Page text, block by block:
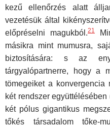
kezű ellenőrzés alatt
vezetésük által
előpréselni magukból.21
másikra mint mumusra,
biztosítására: s az
tárgyalópartnerre, hogy a
töme­geiket a konvergencia
két rendszer
két pólus giganti­kus
tőkés társadalom tőke-